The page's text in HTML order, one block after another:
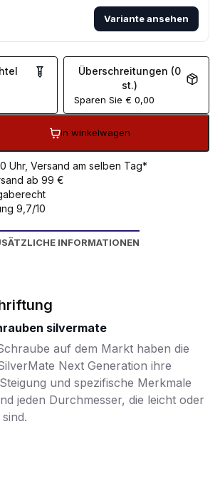
Variante ansehen
Überschreitungen (0
st.)
Sparen Sie€ 0,00
In winkelwagen
Uhr, Versand am selben Tag*
ab 99 €
9,7/10
INFORMATIONEN
silvermate
auf dem Markt haben die
Next Generation ihre
und spezifische Merkmale
jeden Durchmesser, die leicht oder
hingegen haben eine kleinere